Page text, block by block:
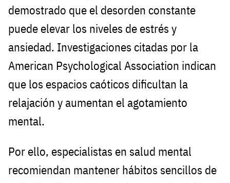
demostrado que el desorden constante
puede elevar los niveles de estrés y
ansiedad. Investigaciones citadas por la
American Psychological Association indican
que los espacios caóticos dificultan la
relajación y aumentan el agotamiento
mental.
Por ello, especialistas en salud mental
recomiendan mantener hábitos sencillos de